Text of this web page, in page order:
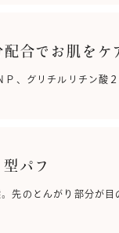
合でお肌をケ
Ｐ、グリチルリチン酸
パフ
先のとんがり部分が